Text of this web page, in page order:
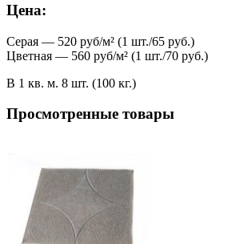
Цена:
Серая — 520 руб/м² (1 шт./65 руб.)
Цветная — 560 руб/м² (1 шт./70 руб.)
В 1 кв. м. 8 шт. (100 кг.)
Просмотренные товары